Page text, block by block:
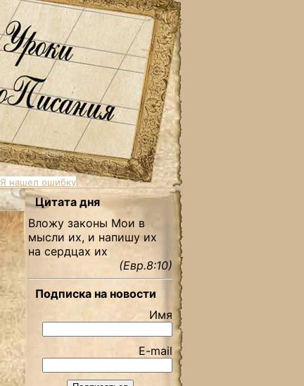
Я нашел ошибку
Цитата дня
Вложу законы Мои в
мысли их, и напишу их
на сердцах их
(Евр.8:10)
Подписка на новости
Имя
E-mail